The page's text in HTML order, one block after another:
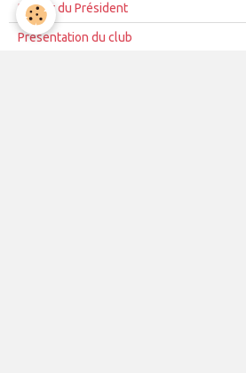
Le mot du Président
Présentation du club